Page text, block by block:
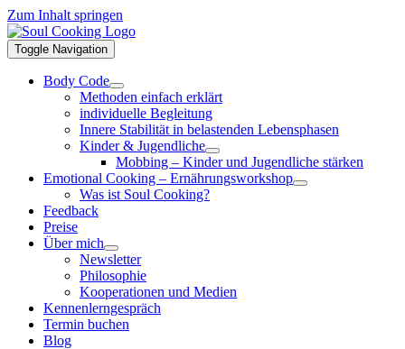
Zum Inhalt springen
Toggle Navigation
Body Code
Methoden einfach erklärt
individuelle Begleitung
Innere Stabilität in belastenden Lebensphasen
Kinder & Jugendliche
Mobbing – Kinder und Jugendliche stärken
Emotional Cooking – Ernährungsworkshop
Was ist Soul Cooking?
Feedback
Preise
Über mich
Newsletter
Philosophie
Kooperationen und Medien
Kennenlerngespräch
Termin buchen
Blog